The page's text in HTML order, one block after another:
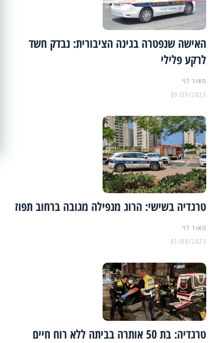
האישה שנפטרה בגינה הציבורית: נבדק חשד
לרקע פלילי
מאור לוי
09/09/2023
טרגדיה בשישי: הרוג מנפילה מגובה ברחוב תפוז
מאור לוי
01/09/2023
טרגדיה: בת 50 אותרה בביתה ללא רוח חיים